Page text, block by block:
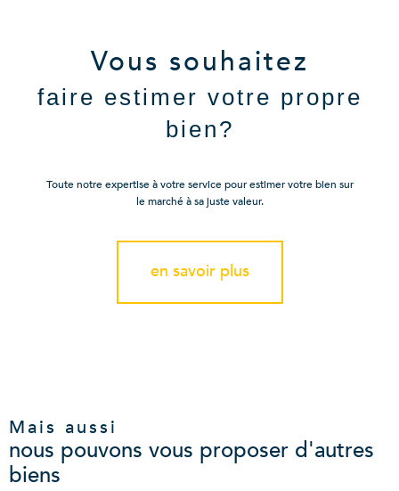
Vous souhaitez
faire estimer votre propre
bien?
Toute notre expertise à votre service pour estimer votre bien sur
le marché à sa juste valeur.
en savoir plus
Mais aussi
nous pouvons vous proposer d'autres
biens